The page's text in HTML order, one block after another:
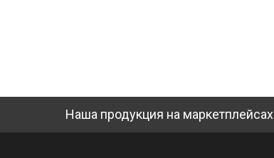
Наша продукция на маркетплейсах